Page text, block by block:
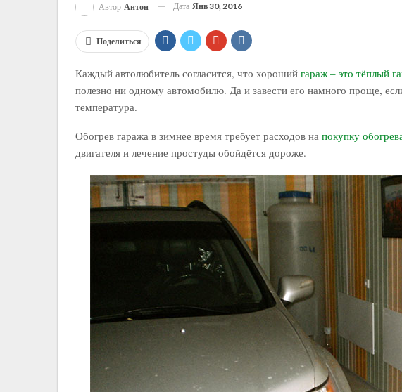
Автор Антон Дата Янв 30, 2016
Поделиться
Каждый автолюбитель согласится, что хороший гараж – это тёплый
полезно ни одному автомобилю. Да и завести его намного проще,
температура.
Обогрев гаража в зимнее время требует расходов на покупку
двигателя и лечение простуды обойдётся дороже.